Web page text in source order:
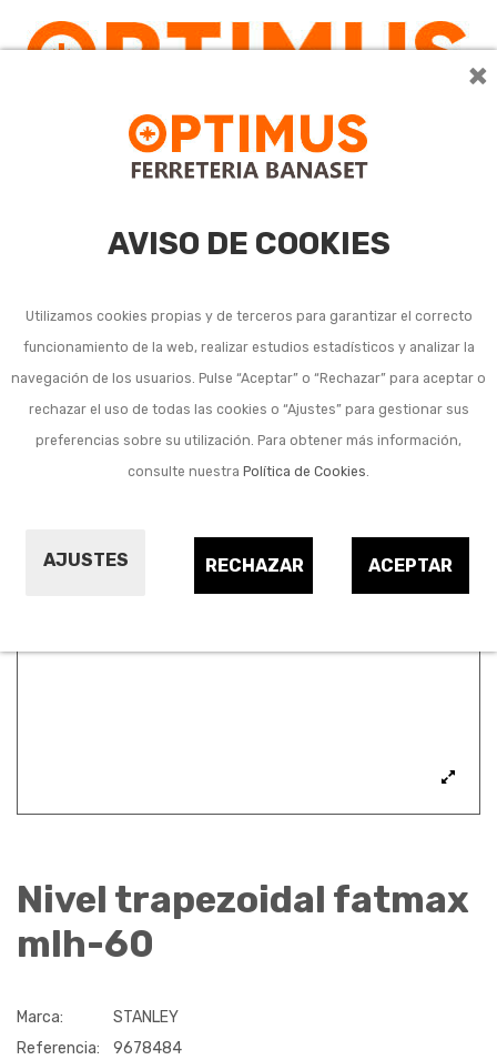
×
AVISO DE COOKIES
Utilizamos cookies propias y de terceros para garantizar el correcto
funcionamiento de la web, realizar estudios estadísticos y analizar la
navegación de los usuarios. Pulse “Aceptar” o “Rechazar” para aceptar o
rechazar el uso de todas las cookies o “Ajustes” para gestionar sus
preferencias sobre su utilización. Para obtener más información,
consulte nuestra Política de Cookies.
AJUSTES ACEPTAR
RECHAZAR
Nivel trapezoidal fatmax
mlh-60
Marca:
STANLEY
Referencia:
9678484